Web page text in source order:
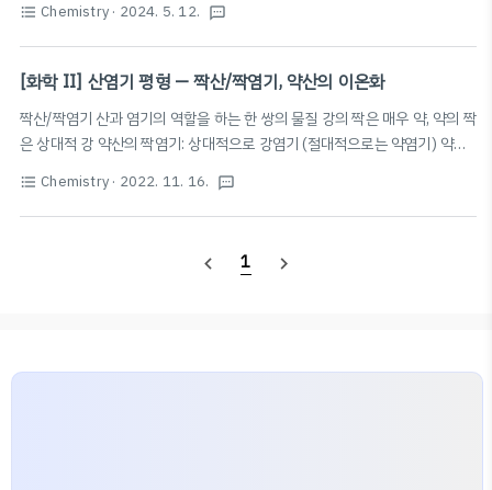
산 H2B 용액을 C M N aOH 용액으로 적정하는 예시를
이용하겠다.이 예시에서, 이양성자산H B
H2B용액의 이온화
반응은 아래와 같다.
H2B aq ↔HB− (aq) +H+(aq) K 1
H B—(aq) ↔ B2− (a q)+ H+(aq)
HB—(aq) ↔B2−(aq )+H+(aq) K2
K2전하 균형
전하 균형은 용액의 전기적 중성에 대해 표현한 균형식으
로, 양전하의 합과 음전하의 합은 같다는 점을 이용해 양변
format_list_bulleted Chemistry · 2024. 5. 12. textsms
[화학 II] 산염기 평형 — 짝산/짝염기, 약산의 이온화
짝산/짝염기 산과 염기의 역할을 하는 한 쌍의 물질 강의 짝은 매우 약, 약의 짝
은 상대적 강 약산의 짝염기: 상대적으로 강염기 (절대적으로는 약염기) 약염
산의 짝염기: 매우 약염기 💡Tip💡 산의 짝염기는
수 있다. 염기의 짝산은H+
H+를 하나 추가하면 구할 수 있다. —
(conjugate acid-base pair) ★ 짝산, 짝염기, 짝 산-염기 쌍(conjugate
format_list_bulleted Chemistry · 2022. 11. 16. textsms
navigate_before 1 navigate_next